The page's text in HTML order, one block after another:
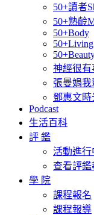
50+讀者
50+熟齡
50+Body
50+Living
神經很有
張曼娟我
鄧惠文時
Podcast
生活百科
評 鑑
活動進行
查看評鑑
學 院
課程報名
課程報導